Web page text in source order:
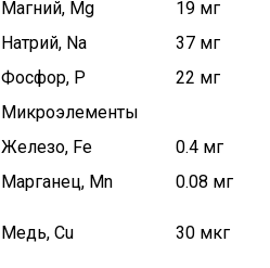
Магний, Mg 19 мг
Натрий, Na
37 мг
Фосфор, P
22 мг
Микроэлементы
Железо, Fe
0.4 мг
Марганец, Mn
0.08 мг
Медь, Cu 30 мкг